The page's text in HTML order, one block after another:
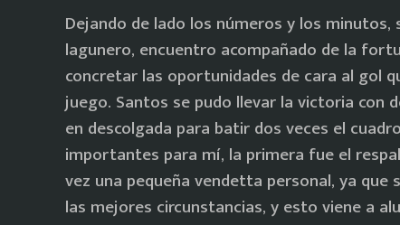
Dejando de lado los números y los
lagunero, encuentro acompañado de la
concretar las oportunidades de cara al gol
juego. Santos se pudo llevar la victoria con
en descolgada para batir dos veces el
importantes para mí, la primera fue el
vez una pequeña vendetta personal, ya que
las mejores circunstancias, y esto viene a